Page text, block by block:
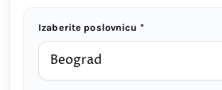
Izaberite poslovnicu *